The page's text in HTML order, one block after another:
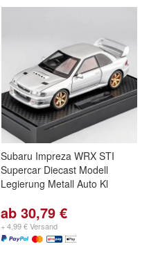
Subaru Impreza WRX STI
Supercar Diecast Modell
Legierung Metall Auto Kl
ab 30,79 €
+ 4,99 € Versand